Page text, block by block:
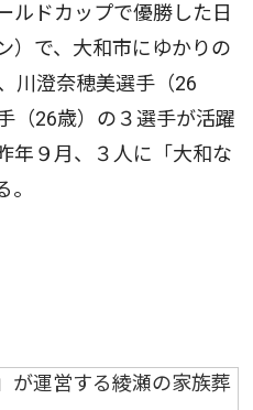
ドカップで優勝した日
）で、大和市にゆかりの
川澄奈穂美選手（26
（26歳）の３選手が活躍
年９月、３人に「大和な